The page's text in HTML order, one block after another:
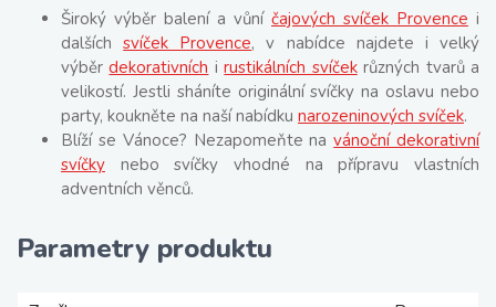
Široký výběr balení a vůní čajových svíček Provence i
dalšíchsvíček Provence, v nabídce najdete i velký
výběrdekorativních irustikálních svíčekrůzných tvarů a
velikostí. Jestli sháníte originální svíčky na oslavu nebo
party, koukněte na naší nabídku narozeninových svíček.
Blíží se Vánoce? Nezapomeňte navánoční dekorativní
svíčky nebo svíčky vhodné na přípravu vlastních
adventních věnců.
Parametry produktu